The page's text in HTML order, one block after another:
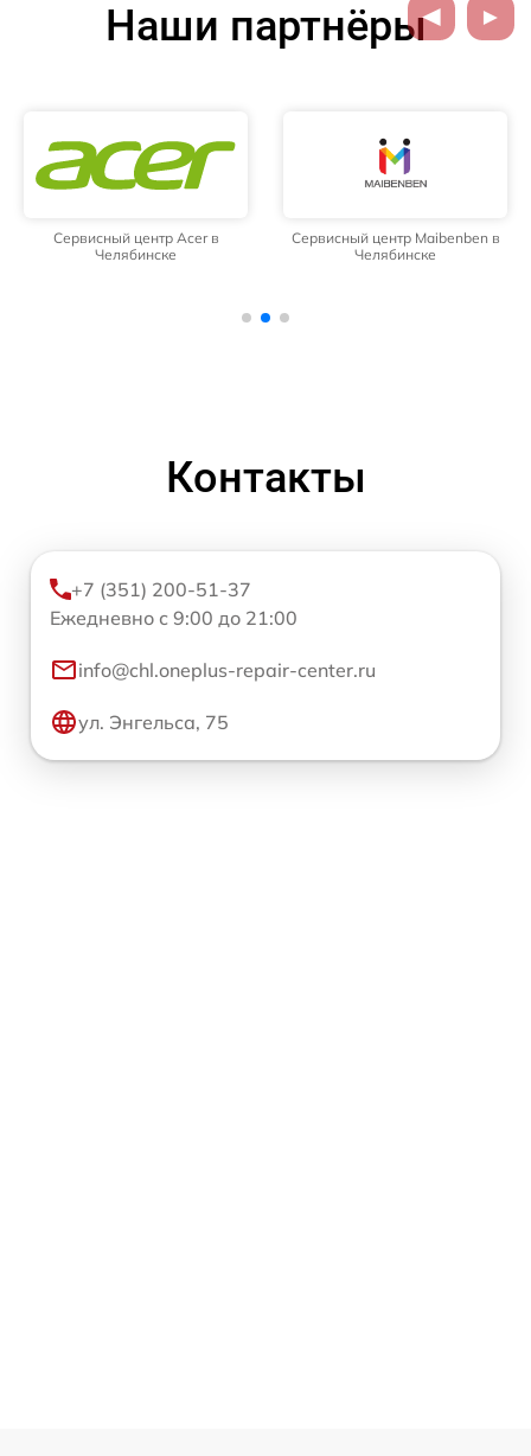
Наши партнёры
Сервисный центр Acer в
Челябинске
Сервисный центр Maibenben в
Челябинске
Контакты
+7 (351) 200-51-37
Ежедневно с 9:00 до 21:00
info@chl.oneplus-repair-center.ru
ул. Энгельса, 75